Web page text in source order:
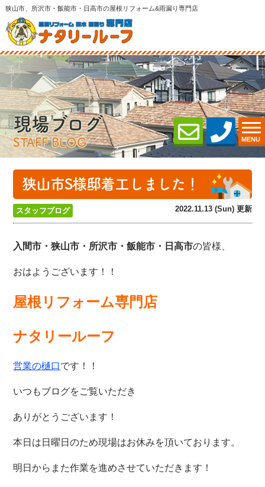
狭山市、所沢市・飯能市・日高市の屋根リフォーム&雨漏り専門店
MENU
現場ブログ
STAFF BLOG
狭山市S様邸着工しました！
スタッフブログ 2022.11.13 (Sun) 更新
入間市・狭山市・所沢市・飯能市・日高市の皆様、
おはようございます！！
屋根リフォーム専門店
ナタリールーフ
営業の樋口です！！
いつもブログをご覧いただき
ありがとうございます！
本日は日曜日のため現場はお休みを頂いております。
明日からまた作業を進めさせていただきます！